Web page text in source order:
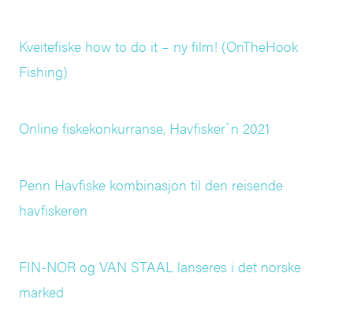
Kveitefiske how to do it – ny film! (OnTheHook
Fishing)
Online fiskekonkurranse, Havfisker`n 2021
Penn Havfiske kombinasjon til den reisende
havfiskeren
FIN-NOR og VAN STAAL lanseres i det norske
marked